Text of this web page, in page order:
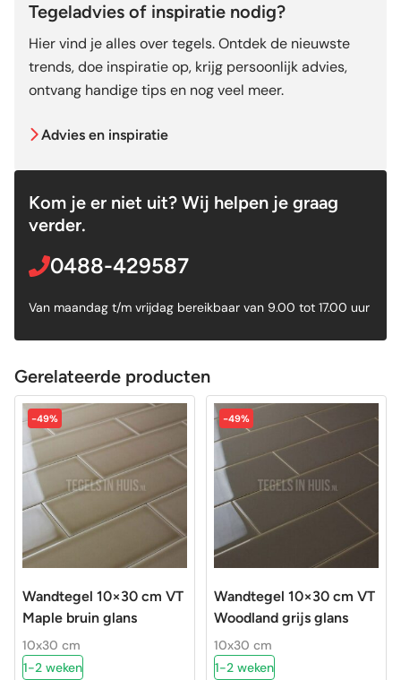
Tegeladvies of inspiratie nodig?
Hier vind je alles over tegels. Ontdek de nieuwste
trends, doe inspiratie op, krijg persoonlijk advies,
ontvang handige tips en nog veel meer.
Advies en inspiratie
Kom je er niet uit? Wij helpen je graag
verder.
0488-429587
Van maandag t/m vrijdag bereikbaar van 9.00 tot 17.00 uur
Gerelateerde producten
-49%
Wandtegel 10×30 cm VT
Maple bruin glans
10x30 cm
1-2 weken
-49%
Wandtegel 10×30 cm VT
Woodland grijs glans
10x30 cm
1-2 weken